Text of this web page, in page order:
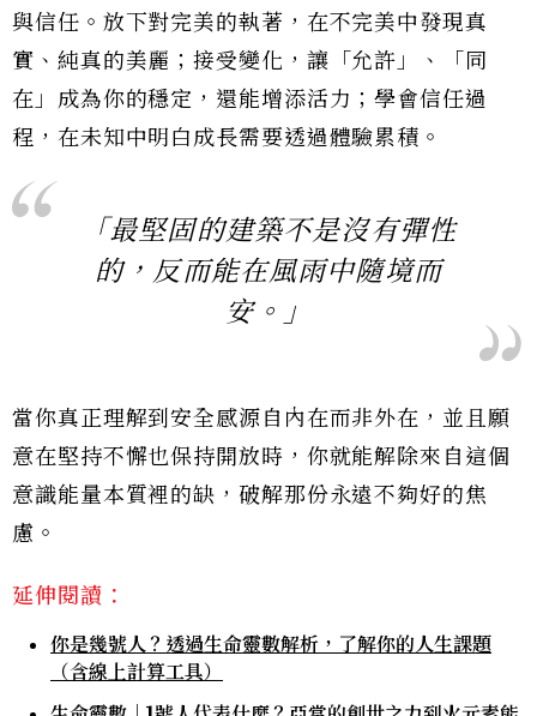
與信任。放下對完美的執著，在不完美中發現真
實、純真的美麗；接受變化，讓「允許」、「同
在」成為你的穩定，還能增添活力；學會信任過
程，在未知中明白成長需要透過體驗累積。
「最堅固的建築不是沒有彈性
的，反而能在風雨中隨境而
安。」
當你真正理解到安全感源自內在而非外在，並且願
意在堅持不懈也保持開放時，你就能解除來自這個
意識能量本質裡的缺，破解那份永遠不夠好的焦
慮。
延伸閱讀：
你是幾號人？透過生命靈數解析，了解你的人生課題
（含線上計算工具）